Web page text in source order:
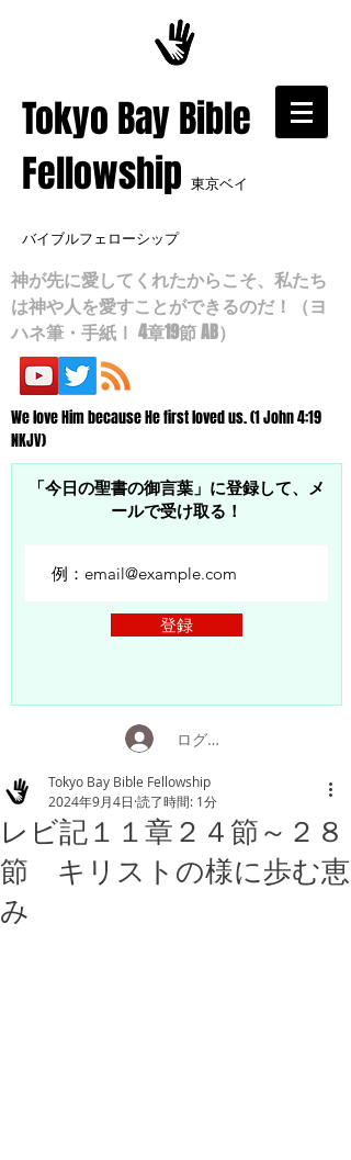
​Tokyo Bay Bible
Fellowship 東京ベイ
バイブルフェローシップ
神が先に愛してくれたからこそ、私たち
は神や人を愛すことができるのだ！（ヨ
ハネ筆・手紙Ⅰ 4章19節 AB）
We love Him because He first loved us. (1 John 4:19
NKJV)
「今日の聖書の御言葉」に登録して、メ
ールで受け取る！
登録
ログイン
レビ記１１章２４節～２８
節 キリストの様に歩む恵
み
Tokyo Bay Bible Fellowship
2024年9月4日 読了時間: 1分